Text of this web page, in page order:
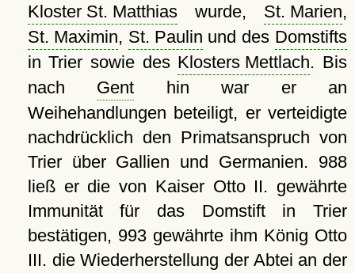
Kloster St. Matthiaswurde, St. Marien,
St. Maximin, St. Paulin und des Domstifts
in Trier sowie des Klosters Mettlach. Bis
nach Gent hin war er an
Weihehandlungen beteiligt, er verteidigte
nachdrücklich den Primatsanspruch von
Trier über Gallien und Germanien. 988
ließ er die von Kaiser Otto II. gewährte
Immunität für das Domstift in Trier
bestätigen, 993 gewährte ihm König Otto
III. die Wiederherstellung der Abtei an der